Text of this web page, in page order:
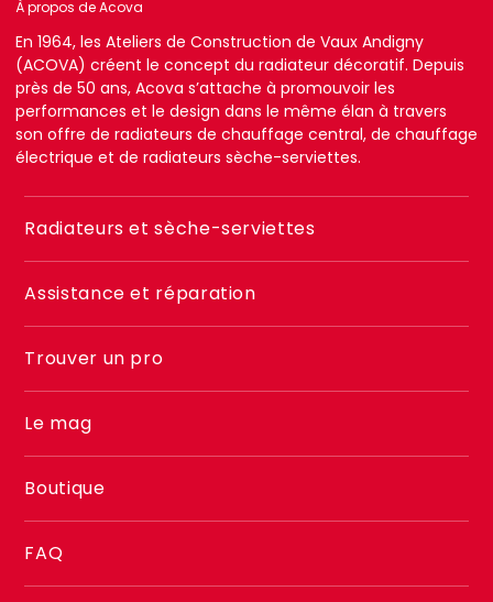
À propos de Acova
En 1964, les Ateliers de Construction de Vaux Andigny
(ACOVA) créent le concept du radiateur décoratif. Depuis
près de 50 ans, Acova s’attache à promouvoir les
performances et le design dans le même élan à travers
son offre de radiateurs de chauffage central, de chauffage
électrique et de radiateurs sèche-serviettes.
Menu
footer
2
Radiateurs et sèche-serviettes
Assistance et réparation
Trouver un pro
Le mag
Boutique
FAQ